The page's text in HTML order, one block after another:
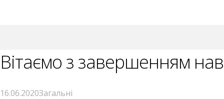
Вітаємо з завершенням
16.06.2020Загальні